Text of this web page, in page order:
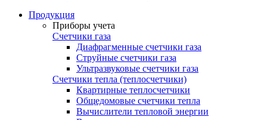
Продукция
Приборы учета
Счетчики газа
Диафрагменные счетчики газа
Струйные счетчики газа
Ультразвуковые счетчики газа
Счетчики тепла (теплосчетчики)
Квартирные теплосчетчики
Общедомовые счетчики тепла
Вычислители тепловой энергии